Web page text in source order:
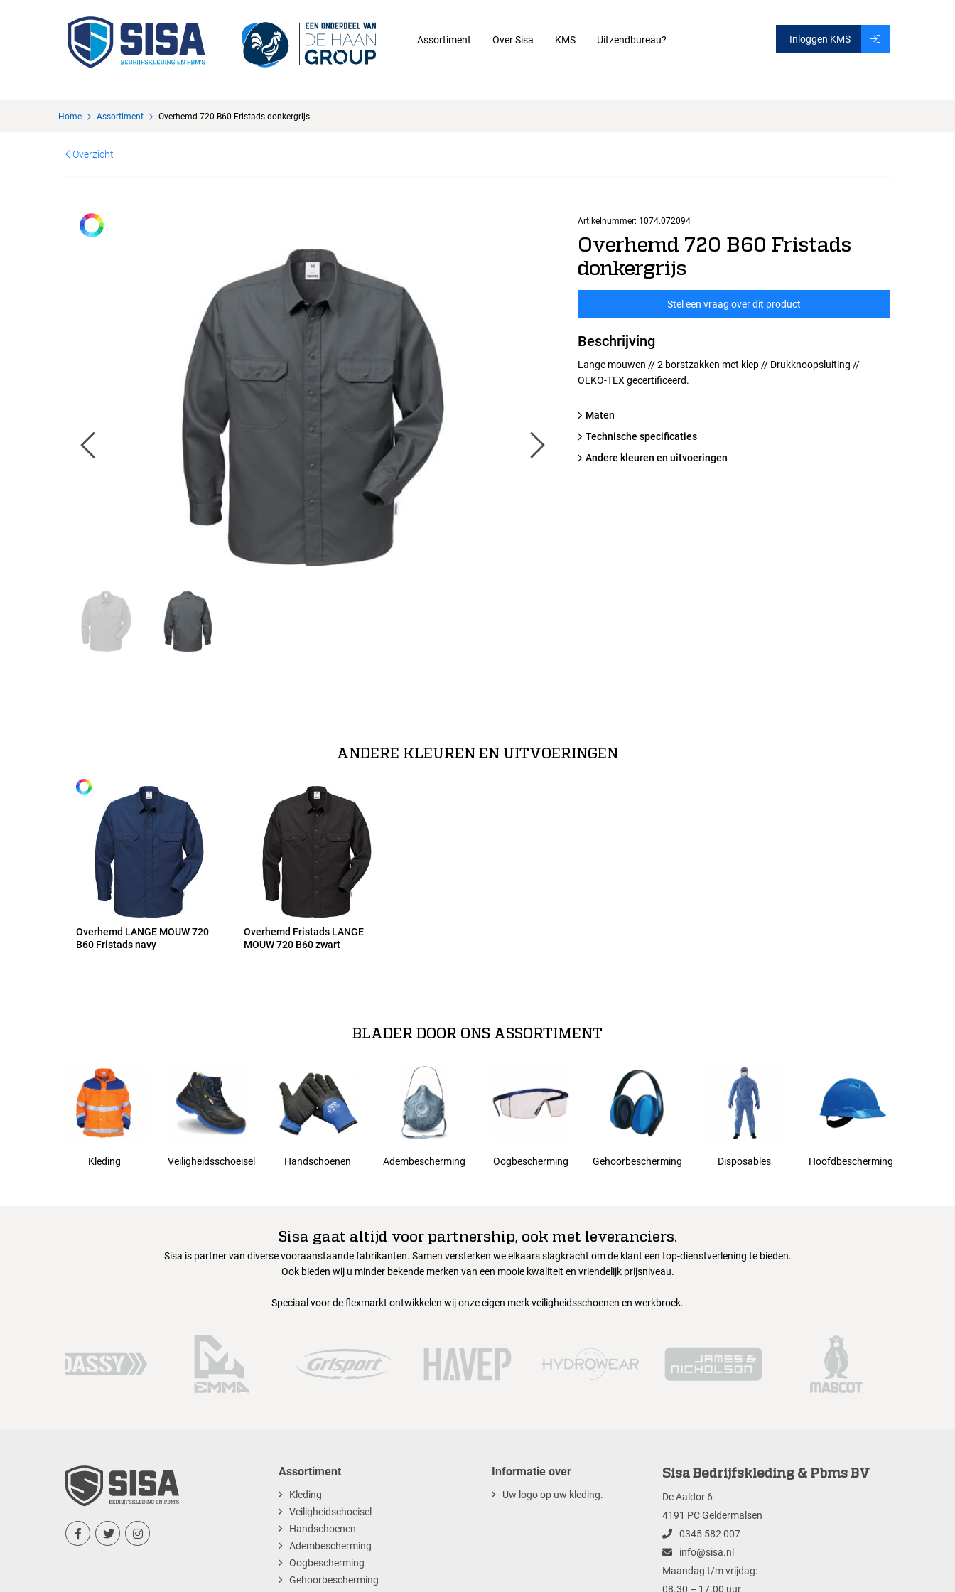
Assortiment Over Sisa KMS Uitzendbureau? Inloggen KMS
Home Assortiment Overhemd 720 B60 Fristads donkergrijs
Overzicht
Artikelnummer: 1074.072094
Overhemd 720 B60 Fristads
donkergrijs
Stel een vraag over dit product
Beschrijving
Lange mouwen // 2 borstzakken met klep // Drukknoopsluiting //
OEKO-TEX gecertificeerd.
Maten
technische specificaties
Andere kleuren en uitvoeringen
2XL
ANDERE KLEUREN EN UITVOERINGEN
Overhemd LANGE MOUW 720
B60 Fristads navy
Overhemd Fristads LANGE
MOUW 720 B60 zwart
BLADER DOOR ONS ASSORTIMENT
Kleding Veiligheidsschoeisel Handschoenen Adembescherming Oogbescherming Gehoorbescherming Disposables Hoofdbescherming
Sisa gaat altijd voor partnership, ook met leveranciers.
Sisa is partner van diverse vooraanstaande fabrikanten. Samen versterken we elkaars slagkracht om de klant een top-dienstverlening te bieden.
Ook bieden wij u minder bekende merken van een mooie kwaliteit en vriendelijk prijsniveau.
Speciaal voor de flexmarkt ontwikkelen wij onze eigen merk veiligheidsschoenen en werkbroek.
  
Assortiment
Kleding
Veiligheidschoeisel
Handschoenen
Adembescherming
Oogbescherming
Gehoorbescherming
Informatie over
Uw logo op uw kleding.
Sisa Bedrijfskleding & Pbms BV
De Aaldor 6
4191 PC Geldermalsen
0345 582 007
info@sisa.nl
Maandag t/m vrijdag:
08.30 – 17.00 uur